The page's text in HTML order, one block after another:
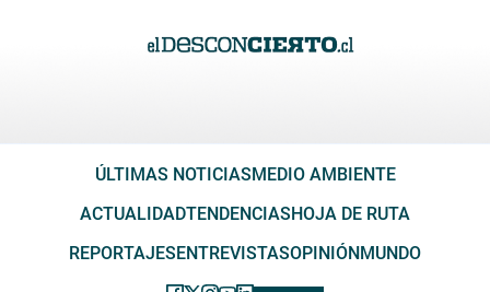
ÚLTIMAS NOTICIASMEDIO AMBIENTE
ACTUALIDADTENDENCIASHOJA DE RUTA
REPORTAJESENTREVISTASOPINIÓNMUNDO